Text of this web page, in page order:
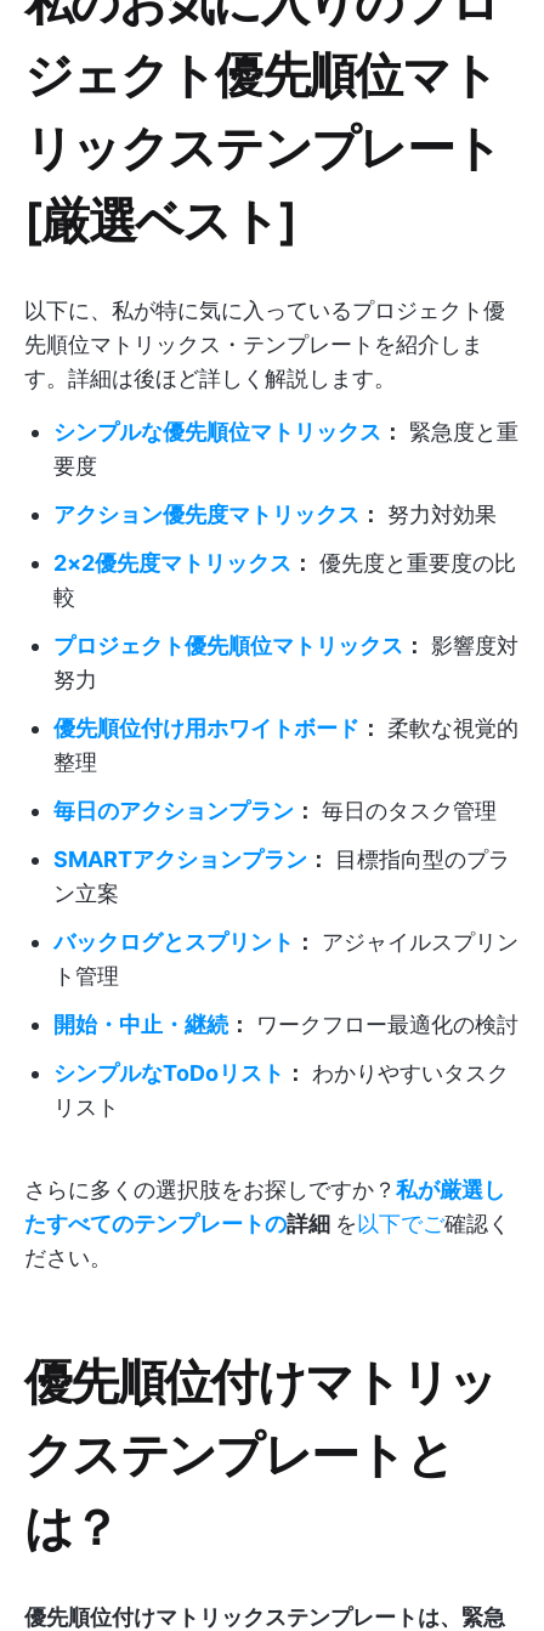
ジェクト優先順位マト
リックステンプレート
[厳選ベスト]
以下に、私が特に気に入っているプロジェクト優
先順位マトリックス・テンプレートを紹介しま
す。詳細は後ほど詳しく解説します。
シンプルな優先順位マトリックス ：
緊急度と重
要度
アクション優先度マトリックス ：
努力対効果
2×2優先度マトリックス ： 優先度と重要度の比
較
プロジェクト優先順位マトリックス ： 影響度対
努力
優先順位付け用ホワイトボード ： 柔軟な視覚的
整理
毎日のアクションプラン ： 毎日のタスク管理
SMARTアクションプラン ：
目標指向型のプラ
ン立案
バックログとスプリント ：
アジャイルスプリン
ト管理
開始・中止・継続 ：
ワークフロー最適化の検討
シンプルなToDoリスト ：
わかりやすいタスク
リスト
さらに多くの選択肢をお探しですか？ 私が厳選し
たすべてのテンプレートの詳細 を 以下でご確認く
ださい。
優先順位付けマトリッ
クステンプレートと
は？
優先順位付けマトリックステンプレートは、緊急